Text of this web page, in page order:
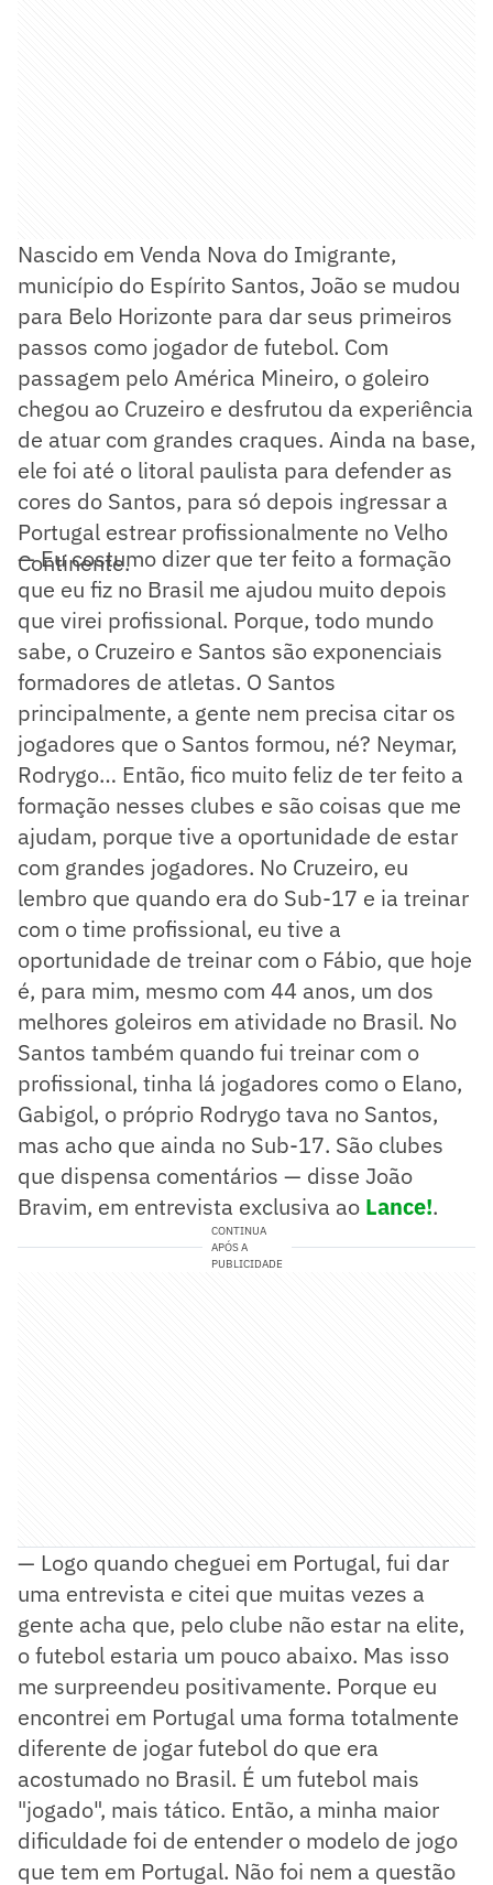
Nascido em Venda Nova do Imigrante,
município do Espírito Santos, João se mudou
para Belo Horizonte para dar seus primeiros
passos como jogador de futebol. Com
passagem pelo América Mineiro, o goleiro
chegou ao Cruzeiro e desfrutou da experiência
de atuar com grandes craques. Ainda na base,
ele foi até o litoral paulista para defender as
cores do Santos, para só depois ingressar a
Portugal estrear profissionalmente no Velho
Continente.
— Eu costumo dizer que ter feito a formação
que eu fiz no Brasil me ajudou muito depois
que virei profissional. Porque, todo mundo
sabe, o Cruzeiro e Santos são exponenciais
formadores de atletas. O Santos
principalmente, a gente nem precisa citar os
jogadores que o Santos formou, né? Neymar,
Rodrygo… Então, fico muito feliz de ter feito a
formação nesses clubes e são coisas que me
ajudam, porque tive a oportunidade de estar
com grandes jogadores. No Cruzeiro, eu
lembro que quando era do Sub-17 e ia treinar
com o time profissional, eu tive a
oportunidade de treinar com o Fábio, que hoje
é, para mim, mesmo com 44 anos, um dos
melhores goleiros em atividade no Brasil. No
Santos também quando fui treinar com o
profissional, tinha lá jogadores como o Elano,
Gabigol, o próprio Rodrygo tava no Santos,
mas acho que ainda no Sub-17. São clubes
que dispensa comentários — disse João
Bravim, em entrevista exclusiva ao Lance!.
CONTINUA
APÓS A
PUBLICIDADE
— Logo quando cheguei em Portugal, fui dar
uma entrevista e citei que muitas vezes a
gente acha que, pelo clube não estar na elite,
o futebol estaria um pouco abaixo. Mas isso
me surpreendeu positivamente. Porque eu
encontrei em Portugal uma forma totalmente
diferente de jogar futebol do que era
acostumado no Brasil. É um futebol mais
"jogado", mais tático. Então, a minha maior
dificuldade foi de entender o modelo de jogo
que tem em Portugal. Não foi nem a questão